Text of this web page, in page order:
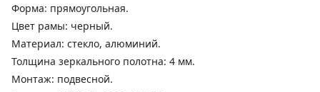
Форма: прямоугольная.
Цвет рамы: черный.
Материал: стекло, алюминий.
Толщина зеркального полотна: 4 мм.
Монтаж: подвесной.